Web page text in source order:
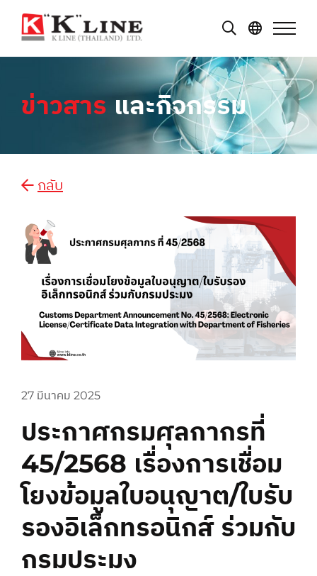
ข่าวสาร และกิจกรรม
กลับ
27 มีนาคม 2025
ประกาศกรมศุลกากรที่
45/2568 เรื่องการเชื่อม
โยงข้อมูลใบอนุญาต/ใบรับ
รองอิเล็กทรอนิกส์ ร่วมกับ
กรมประมง